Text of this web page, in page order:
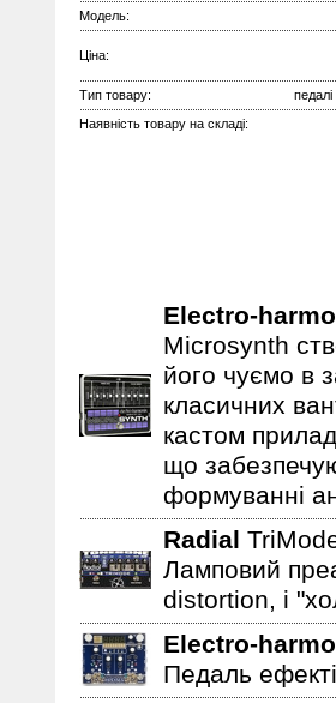
Модель:
Ціна:
Тип товару:
педалі
Наявність товару на складі:
Electro-
Microsynth
його чуємо в
класичних
кастом
що
формуванні
Radial
Ламповий
distortion, і
Electro-
Педаль